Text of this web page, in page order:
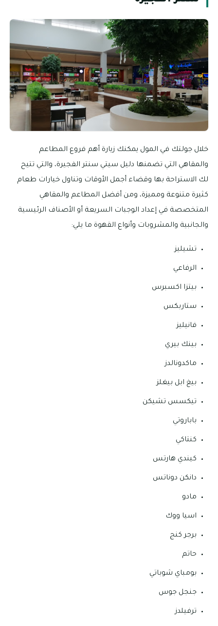
خلال جولتك في المول يمكنك زيارة أهم فروع المطاعم
والمقاهي التي تضمنها دليل سيتي سنتر الفجيرة، والتي تتيح
لك الاستراحة بها وقضاء أجمل الأوقات وتناول خيارات طعام
كثيرة متنوعة ومميزة، ومن أفضل المطاعم والمقاهي
المتخصصة في إعداد الوجبات السريعة أو الأصناف الرئيسية
والجانبية والمشروبات وأنواع القهوة ما يلي:
تشيليز
الرفاعي
بيتزا اكسبرس
ستاربكس
فانيليز
بينك بيري
ماكدونالدز
بيغ ابل بيغلز
تيكسس تشيكن
باباروتي
كنتاكي
كيندي هارتس
دانكن دوناتس
مادو
اسيا ووك
برجر كنج
حاتم
بومباي شوباتي
جنجل جوس
ترفيلدز